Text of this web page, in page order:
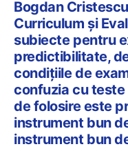
Bogdan
Curriculum și
subiecte pentru
predictibilitate,
condițiile de
confuzia cu
de folosire este
instrument bun
instrument bun